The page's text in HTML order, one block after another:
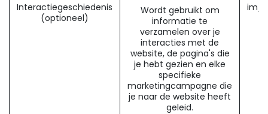
Interactiegeschiedenis
(optioneel)
Wordt gebruikt om
informatie te
verzamelen over je
interacties met de
website, de pagina's die
je hebt gezien en elke
specifieke
marketingcampagne die
je naar de website heeft
geleid.